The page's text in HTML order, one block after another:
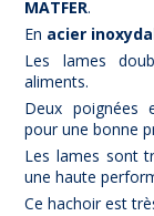
MATFER.
En acier
Les lames
aliments.
Deux poignées
pour une bonne
Les lames sont
une haute
Ce hachoir est